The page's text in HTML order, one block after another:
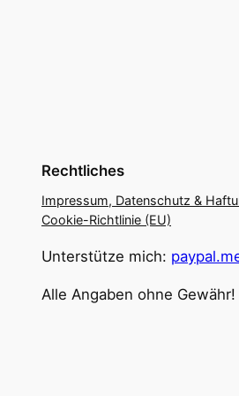
Rechtliches
Impressum, Datenschutz &
Cookie-Richtlinie (EU)
Unterstütze mich:
Alle Angaben ohne Gewähr!